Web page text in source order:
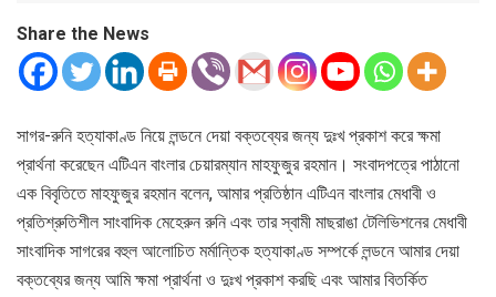
Share the News
সাগর-রুনি হত্যাকাণ্ড নিয়ে লন্ডনে দেয়া বক্তব্যের জন্য দুঃখ প্রকাশ করে ক্ষমা
প্রার্থনা করেছেন এটিএন বাংলার চেয়ারম্যান মাহফুজুর রহমান। সংবাদপত্রে পাঠানো
এক বিবৃতিতে মাহফুজুর রহমান বলেন, আমার প্রতিষ্ঠান এটিএন বাংলার মেধাবী ও
প্রতিশ্রুতিশীল সাংবাদিক মেহেরুন রুনি এবং তার স্বামী মাছরাঙা টেলিভিশনের মেধাবী
সাংবাদিক সাগরের বহুল আলোচিত মর্মান্তিক হত্যাকাণ্ড সম্পর্কে লন্ডনে আমার দেয়া
বক্তব্যের জন্য আমি ক্ষমা প্রার্থনা ও দুঃখ প্রকাশ করছি এবং আমার বিতর্কিত